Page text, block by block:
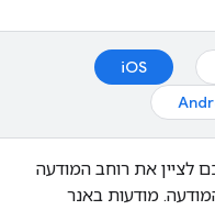
iOS
את רוחב המודעה
מודעות באנר